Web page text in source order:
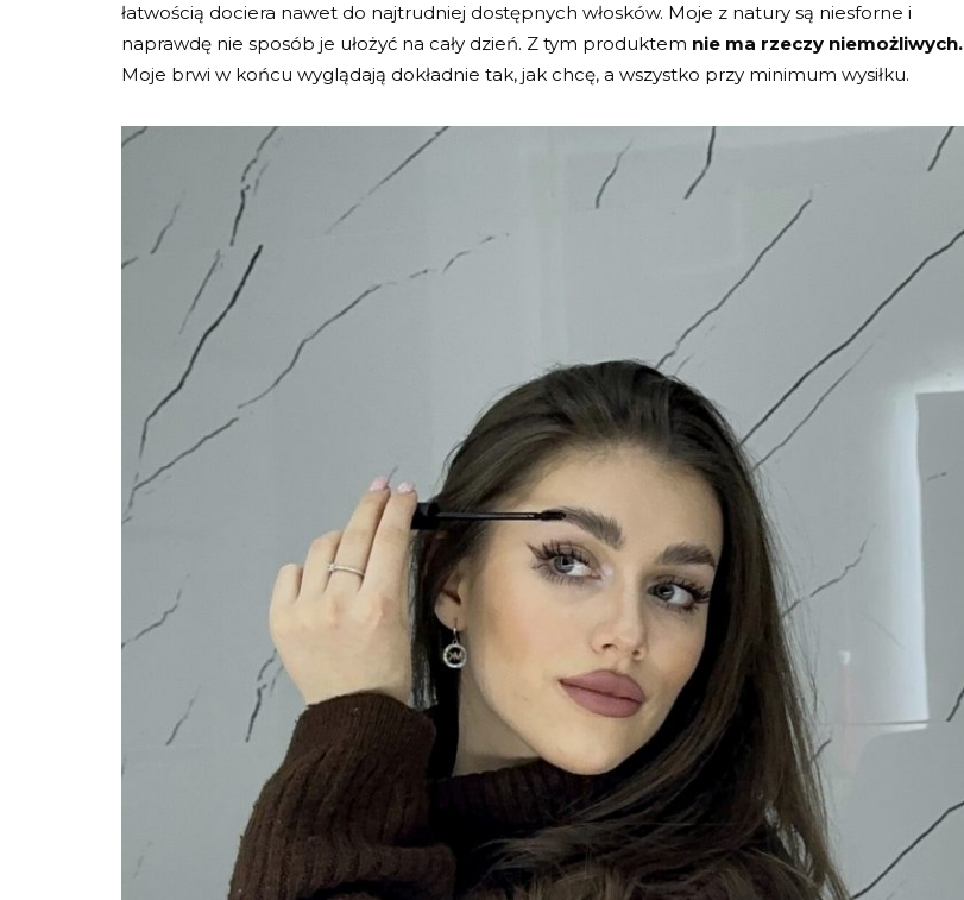
łatwością dociera nawet do najtrudniej dostępnych włosków. Moje z natury są niesforne i
naprawdę nie sposób je ułożyć na cały dzień. Z tym produktem nie ma rzeczy niemożliwych.
Moje brwi w końcu wyglądają dokładnie tak, jak chcę, a wszystko przy minimum wysiłku.